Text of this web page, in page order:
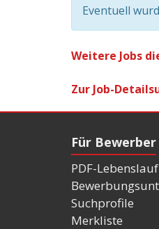
Eventuell
Weitere Jobs
Zur Job-
Für Bewerber
PDF-Lebenslauf
Suchprofile
Merkliste